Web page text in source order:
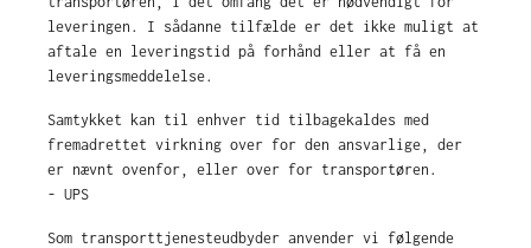
leveringen. I sådanne tilfælde er det ikke muligt at
aftale en leveringstid på forhånd eller at få en
leveringsmeddelelse.
Samtykket kan til enhver tid tilbagekaldes med
fremadrettet virkning over for den ansvarlige, der
er nævnt ovenfor, eller over for transportøren.
- UPS
Som transporttjenesteudbyder anvender vi følgende